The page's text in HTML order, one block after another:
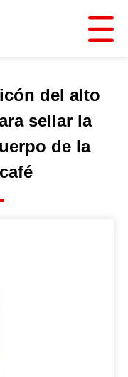
del alto
sellar la
de la